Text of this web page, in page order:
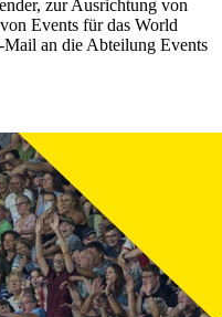
zur Ausrichtung von
Events für das World
an die Abteilung Events